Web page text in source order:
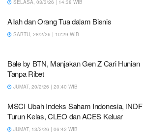
SELASA, 03/3/26 | 14:38 WIB
Allah dan Orang Tua dalam Bisnis
SABTU, 28/2/26 | 10:29 WIB
Bale by BTN, Manjakan Gen Z Cari Hunian
Tanpa Ribet
JUMAT, 20/2/26 | 20:40 WIB
MSCI Ubah Indeks Saham Indonesia, INDF
Turun Kelas, CLEO dan ACES Keluar
JUMAT, 13/2/26 | 06:42 WIB